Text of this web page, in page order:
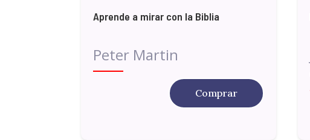
Aprende a mirar con la Biblia
Peter Martin
Comprar